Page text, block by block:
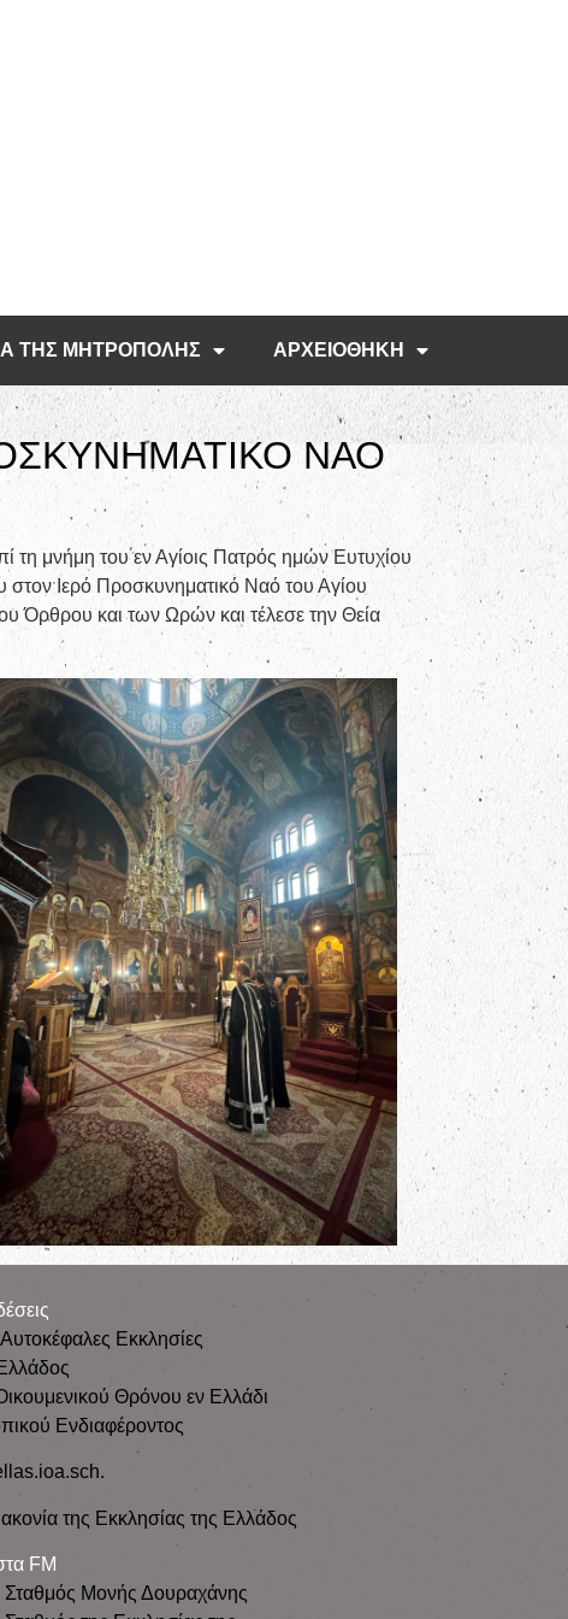
ΤΗΣ ΜΗΤΡΟΠΟΛΗΣ ΑΡΧΕΙΟΘΗΚΗ
ΝΑΟ
τη μνήμη του εν Αγίοις Πατρός ημών Ευτυχίου
Ιερό Προσκυνηματικό Ναό του Αγίου
Όρθρου και των Ωρών και τέλεσε την Θεία
Εκκλησίες
Θρόνου εν Ελλάδι
Ενδιαφέροντος
της Εκκλησίας της Ελλάδος
FM
Σταθμός Μονής Δουραχάνης